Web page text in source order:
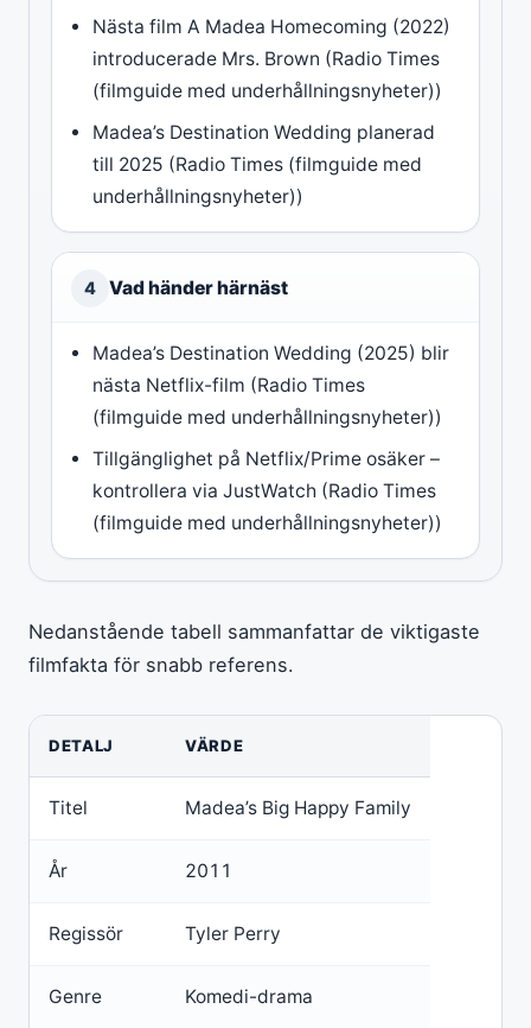
Nästa film A Madea Homecoming (2022)
introducerade Mrs. Brown (Radio Times
(filmguide med underhållningsnyheter))
Madea’s Destination Wedding planerad
till 2025 (Radio Times (filmguide med
underhållningsnyheter))
4 Vad händer härnäst
Madea’s Destination Wedding (2025) blir
nästa Netflix-film (Radio Times
(filmguide med underhållningsnyheter))
Tillgänglighet på Netflix/Prime osäker –
kontrollera via JustWatch (Radio Times
(filmguide med underhållningsnyheter))
Nedanstående tabell sammanfattar de viktigaste
filmfakta för snabb referens.
DETALJ VÄRDE
Titel Madea’s Big Happy Family
År 2011
Regissör Tyler Perry
Genre Komedi-drama